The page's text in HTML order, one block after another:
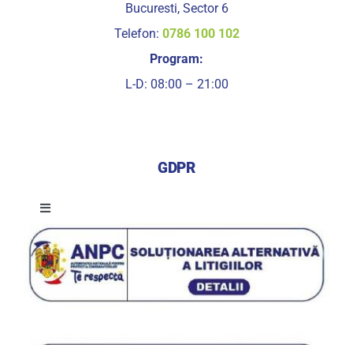
Bucuresti, Sector 6
Telefon: 0786 100 102
Program:
L-D: 08:00 – 21:00
GDPR
Toggle
Navigation
Termeni si conditii de utilizare a serviciilor
Termeni si conditii de utilizare a site-ului